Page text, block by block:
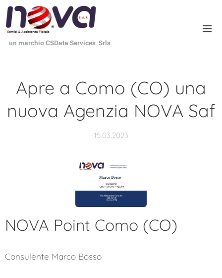
un marchio CSData Services Srls
Apre a Como (CO) una
nuova Agenzia NOVA Saf
15.03.2023
NOVA Point Como (CO)
Consulente Marco Bosso